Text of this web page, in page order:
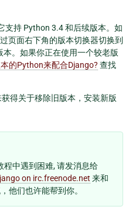
支持 Python 3.4 和后续版本。如
页面右下角的版本切换器切换到
。如果你正在使用一个较老版
的Python来配合Django? 查找
获得关于移除旧版本，安装新版
程中遇到困难, 请发消息给
on irc.freenode.net 来和
他们也许能帮到你。